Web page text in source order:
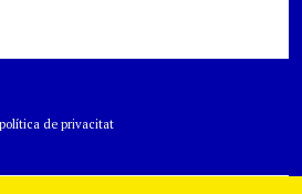
de privacitat